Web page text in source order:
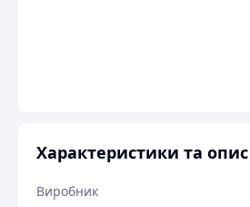
Характеристики та опис
Виробник